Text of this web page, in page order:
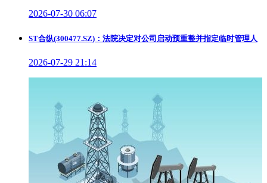
2026-07-30 06:07
ST合纵(300477.SZ)：法院决定对公司启动预重整并指定临时管理人
2026-07-29 21:14